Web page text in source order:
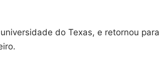
do Texas, e retornou para